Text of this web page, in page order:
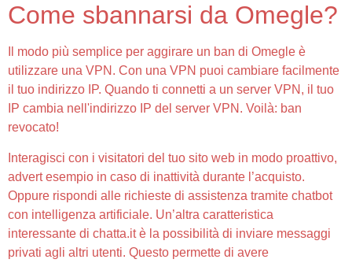
Come sbannarsi da Omegle?
Il modo più semplice per aggirare un ban di Omegle è
utilizzare una VPN. Con una VPN puoi cambiare facilmente
il tuo indirizzo IP. Quando ti connetti a un server VPN, il tuo
IP cambia nell'indirizzo IP del server VPN. Voilà: ban
revocato!
Interagisci con i visitatori del tuo sito web in modo proattivo,
advert esempio in caso di inattività durante l’acquisto.
Oppure rispondi alle richieste di assistenza tramite chatbot
con intelligenza artificiale. Un’altra caratteristica
interessante di chatta.it è la possibilità di inviare messaggi
privati agli altri utenti. Questo permette di avere